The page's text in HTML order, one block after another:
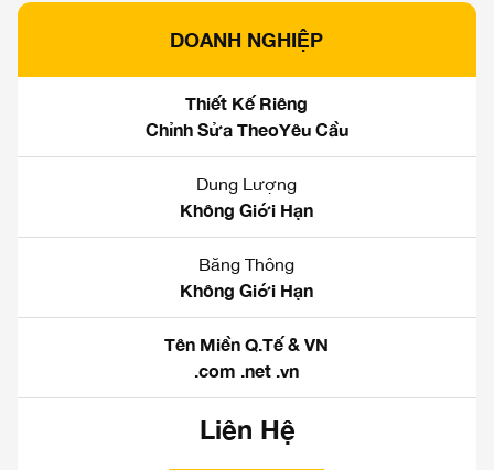
DOANH NGHIỆP
Thiết Kế Riêng
Chỉnh Sửa TheoYêu Cầu
Dung Lượng
Không Giới Hạn
Băng Thông
Không Giới Hạn
Tên Miền Q.Tế & VN
.com .net .vn
Liên Hệ